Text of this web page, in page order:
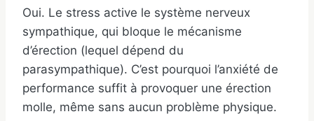
Oui. Le stress active le système nerveux
sympathique, qui bloque le mécanisme
d’érection (lequel dépend du
parasympathique). C’est pourquoi l’anxiété de
performance suffit à provoquer une érection
molle, même sans aucun problème physique.